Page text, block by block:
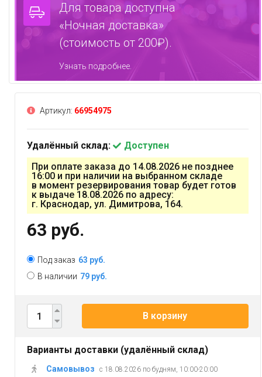
Для товара доступна
«Ночная доставка»
(стоимость от 200₽).
Узнать подробнее.
Артикул: 66954975
Удалённый склад:
Доступен
При оплате заказа до 14.08.2026 не позднее
16:00 и при наличии на выбранном складе
в момент резервирования товар будет готов
к выдаче 18.08.2026 по адресу:
г. Краснодар, ул. Димитрова, 164.
63 руб.
Под заказ 63 руб.
В наличии 79 руб.
В корзину
Варианты доставки (удалённый склад)
Самовывоз
с 18.08.2026 по будням, 10:00-20:00